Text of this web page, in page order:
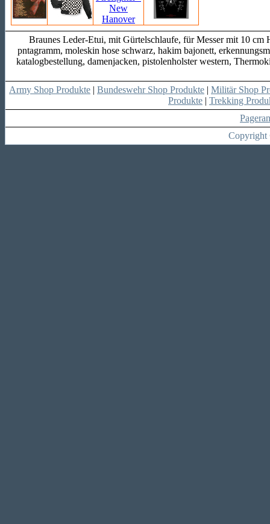
Braunes Leder-Etui, mit Gürtelschlaufe, für Messer mit 10 cm
pntagramm, moleskin hose schwarz, hakim bajonett,
katalogbestellung, damenjacken, pistolenholster western,
Army Shop Produkte | Bundeswehr Shop Produkte | Militär Shop
Produkte | Trekking